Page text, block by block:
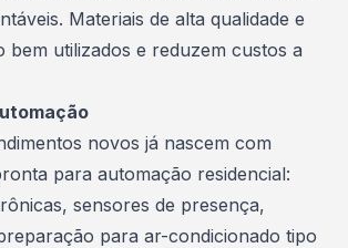
Materiais de alta qualidade e
bem utilizados e reduzem custos a
novos já nascem com
para automação residencial:
sensores de presença,
para ar-condicionado tipo